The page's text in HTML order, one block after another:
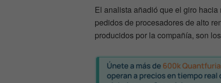
El analista añadió que el giro
pedidos de procesadores de alto
producidos por la compañía, son los